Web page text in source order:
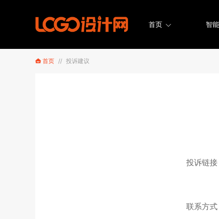
首页 智
首页 // 投诉建议
投诉链接
联系方式